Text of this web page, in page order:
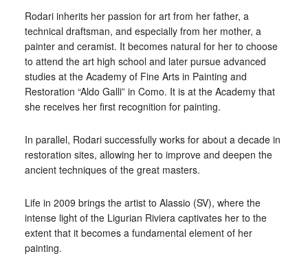
Rodari inherits her passion for art from her father, a
technical draftsman, and especially from her mother, a
painter and ceramist. It becomes natural for her to choose
to attend the art high school and later pursue advanced
studies at the Academy of Fine Arts in Painting and
Restoration “Aldo Galli” in Como. It is at the Academy that
she receives her first recognition for painting.
In parallel, Rodari successfully works for about a decade in
restoration sites, allowing her to improve and deepen the
ancient techniques of the great masters.
Life in 2009 brings the artist to Alassio (SV), where the
intense light of the Ligurian Riviera captivates her to the
extent that it becomes a fundamental element of her
painting.